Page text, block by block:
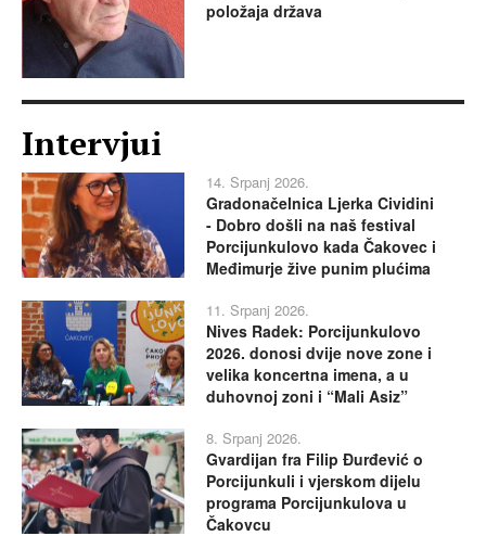
položaja država
Intervjui
14. Srpanj 2026.
Gradonačelnica Ljerka Cividini
- Dobro došli na naš festival
Porcijunkulovo kada Čakovec i
Međimurje žive punim plućima
11. Srpanj 2026.
Nives Radek: Porcijunkulovo
2026. donosi dvije nove zone i
velika koncertna imena, a u
duhovnoj zoni i “Mali Asiz”
8. Srpanj 2026.
Gvardijan fra Filip Đurđević o
Porcijunkuli i vjerskom dijelu
programa Porcijunkulova u
Čakovcu